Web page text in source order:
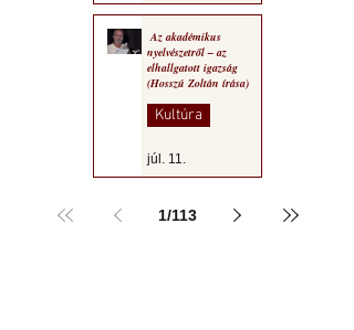
Az akadémikus
nyelvészetről – az
elhallgatott igazság
(Hosszú Zoltán írása)
Kultúra
júl. 11.
1/113